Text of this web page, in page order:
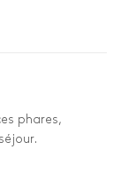
en valeur par les
son hammam
de sports qui
ou de
phares,